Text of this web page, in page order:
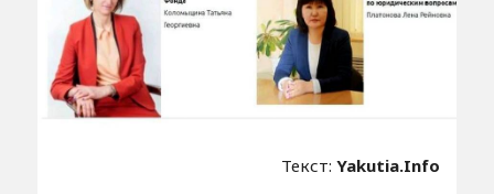
Текст:Yakutia.Info